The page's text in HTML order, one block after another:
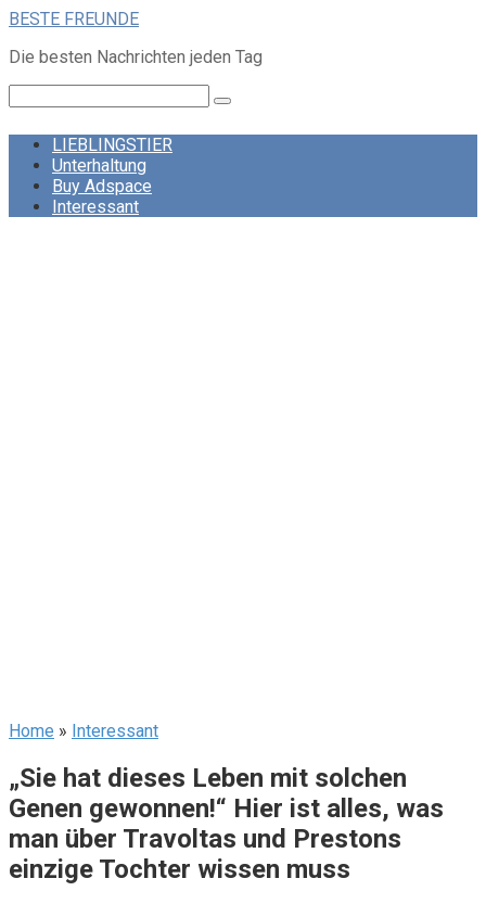
Skip
content
BESTE FREUNDE
Die besten Nachrichten jeden Tag
LIEBLINGSTIER
Unterhaltung
Buy Adspace
Interessant
Home » Interessant
„Sie hat dieses Leben mit solchen
Genen gewonnen!“ Hier ist alles, was
man über Travoltas und Prestons
einzige Tochter wissen muss